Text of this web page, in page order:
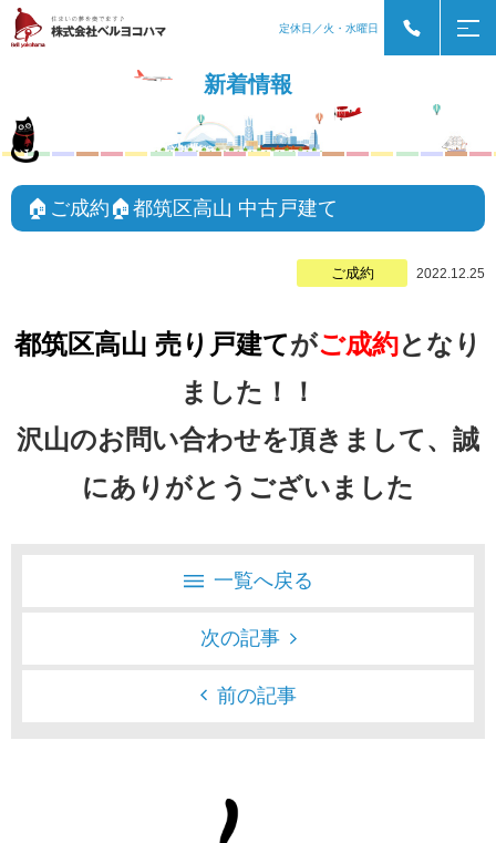
定休日／火・水曜日
新着情報
🏠ご成約🏠都筑区高山 中古戸建て
ご成約 2022.12.25
都筑区高山 売り戸建てがご成約となり
ました！！
沢山のお問い合わせを頂きまして、誠
にありがとうございました
一覧へ戻る
次の記事
前の記事